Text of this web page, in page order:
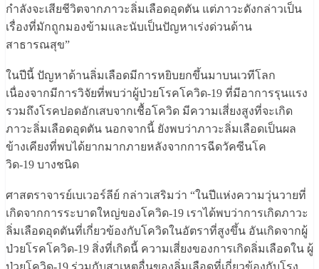
กำลังจะเสียชีวิตจากภาวะลิ่มเลือดอุดตัน แต่ภาวะดังกล่าวเป็น
เรื่องที่มักถูกมองข้ามและนับเป็นปัญหาเร่งด่วนด้าน
สาธารณสุข”
ในปีนี้ ปัญหาด้านลิ่มเลือดมีการหยิบยกขึ้นมาบนเวทีโลก
เนื่องจากมีการวิจัยที่พบว่าผู้ป่วยโรคโควิด-19 ที่มีอาการรุนแรง
รวมถึงโรคปอดอักเสบจากเชื้อโควิด มีความเสี่ยงสูงที่จะเกิด
ภาวะลิ่มเลือดอุดตัน นอกจากนี้ ยังพบว่าภาวะลิ่มเลือดเป็นผล
ข้างเคียงที่พบได้ยากมากภายหลังจากการฉีดวัคซีนโค
วิด-19 บางชนิด
ศาสตราจารย์เบเวอร์ลีย์ กล่าวเสริมว่า “ในปีแห่งความวุ่นวายที่
เกิดจากการระบาดใหญ่ของโควิด-19 เราได้พบว่าการเกิดภาวะ
ลิ่มเลือดอุดตันที่เกี่ยวข้องกับโควิดในอัตราที่สูงขึ้น อันเกิดจากผู้
ป่วยโรคโควิด-19 สิ่งที่เกิดนี้ ความเสี่ยงของการเกิดลิ่มเลือดใน ผู้